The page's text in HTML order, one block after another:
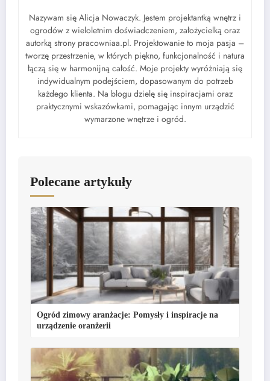
Nazywam się Alicja Nowaczyk. Jestem projektantką wnętrz i
ogrodów z wieloletnim doświadczeniem, założycielką oraz
autorką strony pracowniaa.pl. Projektowanie to moja pasja –
tworzę przestrzenie, w których piękno, funkcjonalność i natura
łączą się w harmonijną całość. Moje projekty wyróżniają się
indywidualnym podejściem, dopasowanym do potrzeb
każdego klienta. Na blogu dzielę się inspiracjami oraz
praktycznymi wskazówkami, pomagając innym urządzić
wymarzone wnętrze i ogród.
Polecane artykuły
Ogród zimowy aranżacje: Pomysły i inspiracje na
urządzenie oranżerii